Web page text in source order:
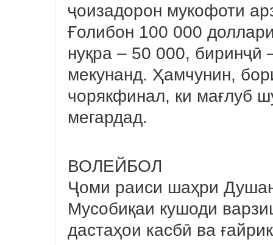
ҷоизадорон мукофоти
Ғолибон 100 000
нуқра – 50 000,
мекунанд. Ҳамчунин,
чорякфинал, ки мағлуб
мегардад.
ВОЛЕЙБОЛ
Ҷоми раиси шаҳри
Мусобиқаи кушоди
дастаҳои касбӣ ва